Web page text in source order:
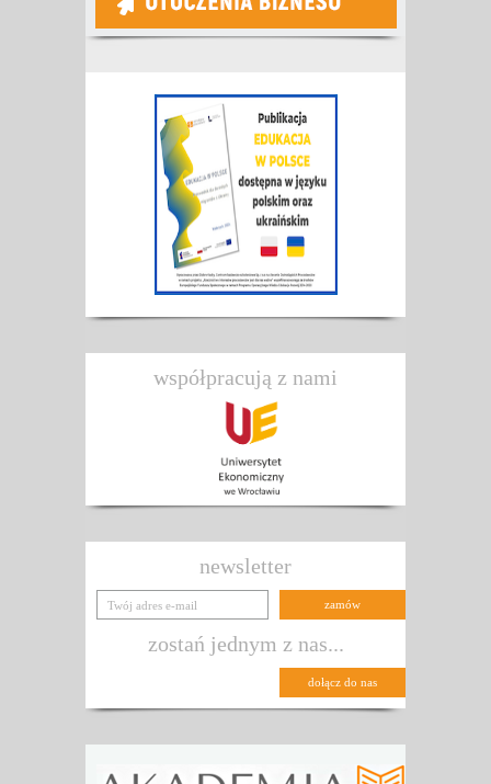
współpracują z nami
newsletter
zostań jednym z nas...